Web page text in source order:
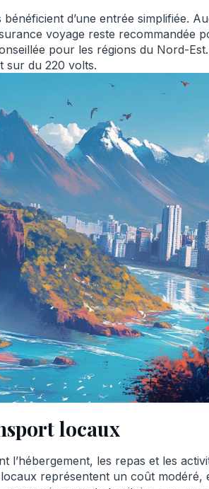
d’une entrée simplifiée.
voyage reste recommandée
pour les régions du Nord-
sur du 220 volts.
locaux
l’hébergement, les repas et les
représentent un coût modéré,